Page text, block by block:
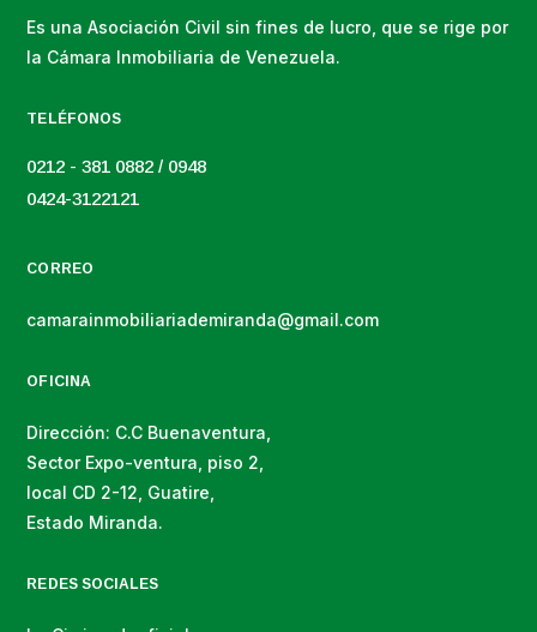
Es una Asociación Civil sin fines de lucro, que se rige por
la Cámara Inmobiliaria de Venezuela.
TELÉFONOS
0212 - 381 0882 / 0948
0424-3122121
CORREO
camarainmobiliariademiranda@gmail.com
OFICINA
Dirección: C.C Buenaventura,
Sector Expo-ventura, piso 2,
local CD 2-12, Guatire,
Estado Miranda.
REDES SOCIALES